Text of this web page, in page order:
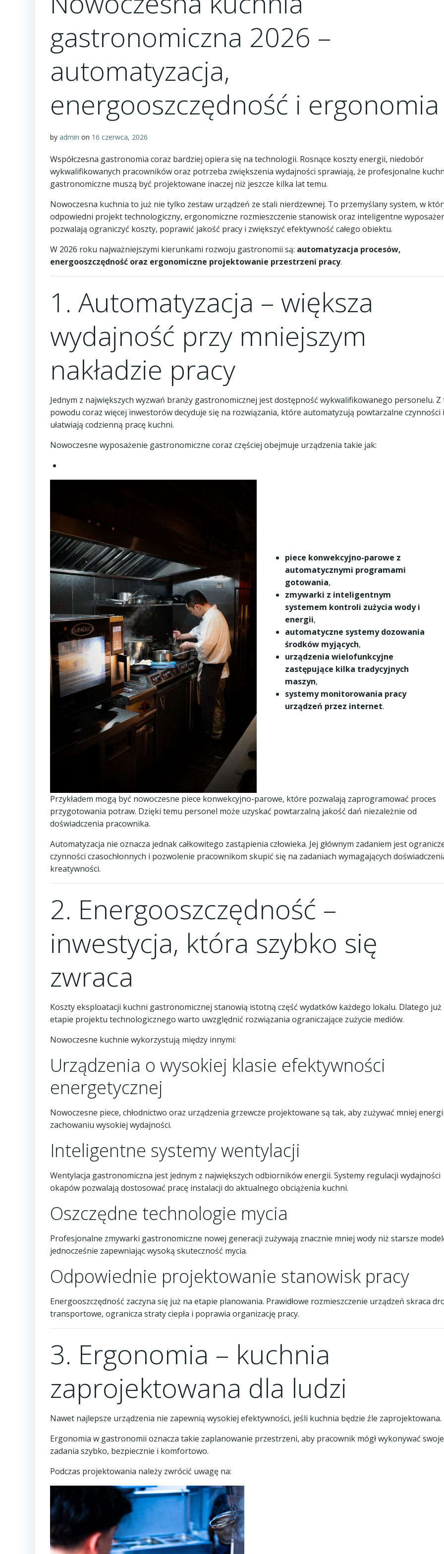
gastronomiczna 2026 –
automatyzacja,
energooszczędność i ergonomia
by admin on 16 czerwca, 2026
Współczesna gastronomia coraz bardziej opiera się na technologii. Rosnące koszty energii, niedobór
wykwalifikowanych pracowników oraz potrzeba zwiększenia wydajności sprawiają, że profesjonalne
gastronomiczne muszą być projektowane inaczej niż jeszcze kilka lat temu.
Nowoczesna kuchnia to już nie tylko zestaw urządzeń ze stali nierdzewnej. To przemyślany system, w
odpowiedni projekt technologiczny, ergonomiczne rozmieszczenie stanowisk oraz inteligentne
pozwalają ograniczyć koszty, poprawić jakość pracy i zwiększyć efektywność całego obiektu.
W 2026 roku najważniejszymi kierunkami rozwoju gastronomii są: automatyzacja procesów,
energooszczędność oraz ergonomiczne projektowanie przestrzeni pracy.
1. Automatyzacja – większa
wydajność przy mniejszym
nakładzie pracy
Jednym z największych wyzwań branży gastronomicznej jest dostępność wykwalifikowanego personelu. Z
powodu coraz więcej inwestorów decyduje się na rozwiązania, które automatyzują powtarzalne czynności i
ułatwiają codzienną pracę kuchni.
Nowoczesne wyposażenie gastronomiczne coraz częściej obejmuje urządzenia takie jak:
piece konwekcyjno-parowe z
automatycznymi programami
gotowania,
zmywarki z inteligentnym
systemem kontroli zużycia wody i
energii,
automatyczne systemy dozowania
środków myjących,
urządzenia wielofunkcyjne
zastępujące kilka tradycyjnych
maszyn,
systemy monitorowania pracy
urządzeń przez internet.
Przykładem mogą być nowoczesne piece konwekcyjno-parowe, które pozwalają zaprogramować proces
przygotowania potraw. Dzięki temu personel może uzyskać powtarzalną jakość dań niezależnie od
doświadczenia pracownika.
Automatyzacja nie oznacza jednak całkowitego zastąpienia człowieka. Jej głównym zadaniem jest
czynności czasochłonnych i pozwolenie pracownikom skupić się na zadaniach wymagających
kreatywności.
2. Energooszczędność –
inwestycja, która szybko się
zwraca
Koszty eksploatacji kuchni gastronomicznej stanowią istotną część wydatków każdego lokalu. Dlatego już
etapie projektu technologicznego warto uwzględnić rozwiązania ograniczające zużycie mediów.
Nowoczesne kuchnie wykorzystują między innymi:
Urządzenia o wysokiej klasie efektywności
energetycznej
Nowoczesne piece, chłodnictwo oraz urządzenia grzewcze projektowane są tak, aby zużywać mniej
zachowaniu wysokiej wydajności.
Inteligentne systemy wentylacji
Wentylacja gastronomiczna jest jednym z największych odbiorników energii. Systemy regulacji wydajności
okapów pozwalają dostosować pracę instalacji do aktualnego obciążenia kuchni.
Oszczędne technologie mycia
Profesjonalne zmywarki gastronomiczne nowej generacji zużywają znacznie mniej wody niż starsze
jednocześnie zapewniając wysoką skuteczność mycia.
Odpowiednie projektowanie stanowisk pracy
Energooszczędność zaczyna się już na etapie planowania. Prawidłowe rozmieszczenie urządzeń skraca
transportowe, ogranicza straty ciepła i poprawia organizację pracy.
3. Ergonomia – kuchnia
zaprojektowana dla ludzi
Nawet najlepsze urządzenia nie zapewnią wysokiej efektywności, jeśli kuchnia będzie źle zaprojektowana.
Ergonomia w gastronomii oznacza takie zaplanowanie przestrzeni, aby pracownik mógł wykonywać swoje
zadania szybko, bezpiecznie i komfortowo.
Podczas projektowania należy zwrócić uwagę na: